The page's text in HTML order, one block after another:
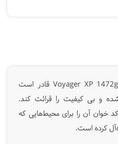
بارکدخوان وایرلس هانیول Voyager XP 1472g قادر است
و بی کیفیت را قرائت کند.
خوان آن را برای محیط‌هایی که
کرده است.